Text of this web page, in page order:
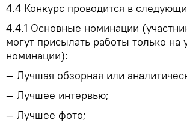
4.4 Конкурс проводится в
4.4.1 Основные номинации
могут присылать работы только на
номинации):
— Лучшая обзорная или
— Лучшее интервью;
— Лучшее фото;